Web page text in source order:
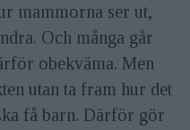
mammorna ser ut,
Och många går
obekväma. Men
utan ta fram hur det
få barn. Därför gör